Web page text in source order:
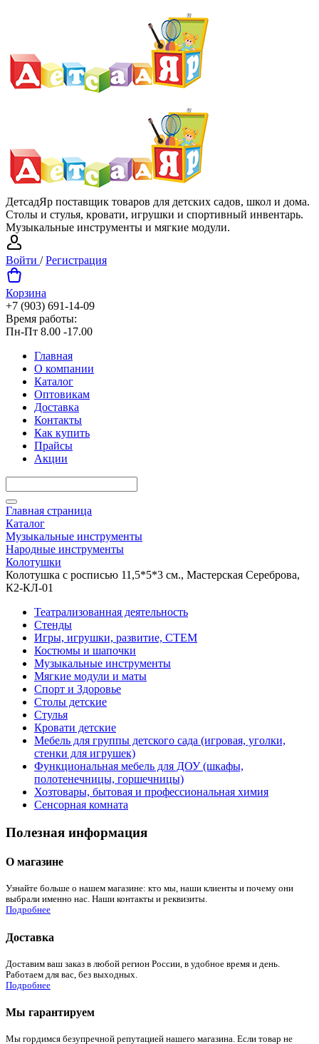
ДетсадЯр поставщик товаров для детских садов, школ и дома.
Столы и стулья, кровати, игрушки и спортивный инвентарь.
Музыкальные инструменты и мягкие модули.
Войти /Регистрация
Корзина
+7 (903) 691-14-09
Время работы:
Пн-Пт 8.00 -17.00
Главная
О компании
Каталог
Оптовикам
Доставка
Контакты
Как купить
Прайсы
Акции
Главная страница
Каталог
Музыкальные инструменты
Народные инструменты
Колотушки
Колотушка с росписью 11,5*5*3 см., Мастерская Сереброва,
К2-КЛ-01
Театрализованная деятельность
Стенды
Игры, игрушки, развитие, СТЕМ
Костюмы и шапочки
Музыкальные инструменты
Мягкие модули и маты
Спорт и Здоровье
Столы детские
Стулья
Кровати детские
Мебель для группы детского сада (игровая, уголки,
стенки для игрушек)
Функциональная мебель для ДОУ (шкафы,
полотенечницы, горшечницы)
Хозтовары, бытовая и профессиональная химия
Сенсорная комната
Полезная информация
О магазине
Узнайте больше о нашем магазине: кто мы, наши клиенты и почему они
выбрали именно нас. Наши контакты и реквизиты.
Подробнее
Доставка
Доставим ваш заказ в любой регион России, в удобное время и день.
Работаем для вас, без выходных.
Подробнее
Мы гарантируем
Мы гордимся безупречной репутацией нашего магазина. Если товар не